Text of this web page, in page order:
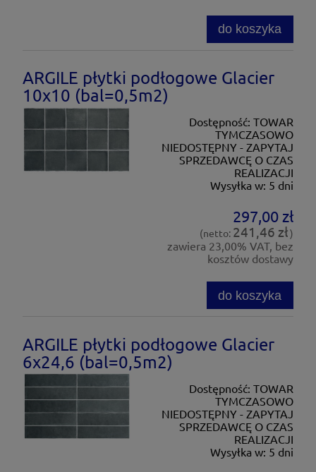
do koszyka
ARGILE płytki podłogowe Glacier
10x10 (bal=0,5m2)
Dostępność: TOWAR
TYMCZASOWO
NIEDOSTĘPNY - ZAPYTAJ
SPRZEDAWCĘ O CZAS
REALIZACJI
Wysyłka w: 5 dni
297,00 zł
(netto: 241,46 zł)
zawiera 23,00% VAT, bez
kosztów dostawy
do koszyka
ARGILE płytki podłogowe Glacier
6x24,6 (bal=0,5m2)
Dostępność: TOWAR
TYMCZASOWO
NIEDOSTĘPNY - ZAPYTAJ
SPRZEDAWCĘ O CZAS
REALIZACJI
Wysyłka w: 5 dni